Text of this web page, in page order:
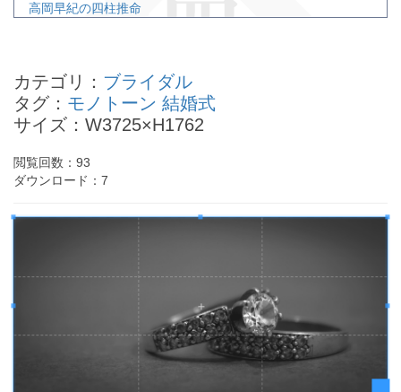
高岡早紀の四柱推命
松本莉緒の四柱推命
高橋由美子の四柱推命
奥菜恵の四柱推命
カテゴリ： ブライダル
タグ： モノトーン 結婚式
サイズ：W3725×H1762
閲覧回数： 93
ダウンロード： 7